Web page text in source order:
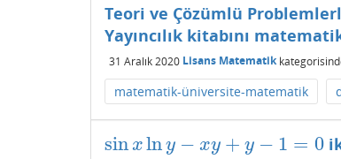
Teori ve Çözümlü
Yayıncılık kitabını
31 Aralık 2020 Lisans Matematik
matematik-üniversite-matematik
sinx lny − xy + y − 1 = 0
sinxlny−xy +y −1= 0